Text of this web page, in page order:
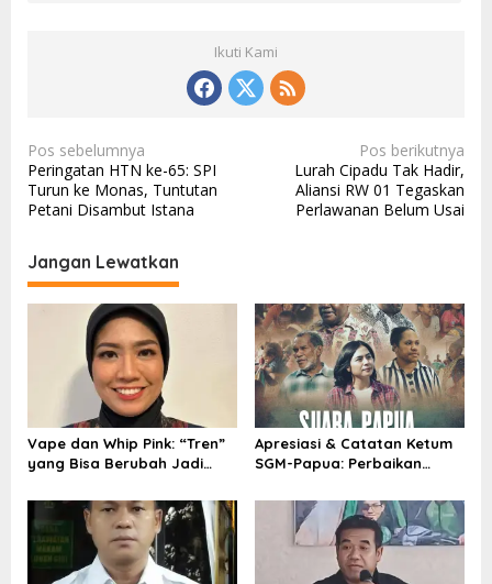
Ikuti Kami
N
a
v
g
a
o
s
Pos sebelumnya
Peringatan HTN ke-65: SPI
Turun ke Monas, Tuntutan
Petani Disambut Istana
Pos berikutnya
Lurah Cipadu Tak Hadir,
Aliansi RW 01 Tegaskan
Perlawanan Belum Usai
Jangan Lewatkan
Vape dan Whip Pink: “Tren”
yang Bisa Berubah Jadi
Apresiasi & Catatan Ketum
SGM-Papua: Perbaikan
Masyarakat di Papua Pada
Masa Pemerintahan
Prabowo – Gibran